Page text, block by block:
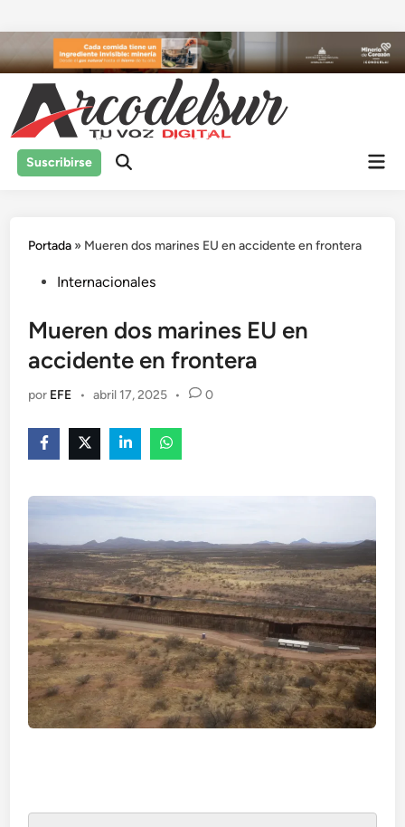
al
contenido
Suscribirse
Portada » Mueren dos marines EU en accidente en frontera
Publicado
Internacionales
Mueren dos marines EU en
accidente en frontera
por EFE • abril 17, 2025 • 0